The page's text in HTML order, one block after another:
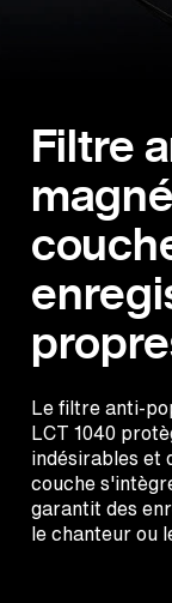
Filtre
Le filtre anti-
LCT 1040
indésirables et
couche
garantit des
le chanteur ou